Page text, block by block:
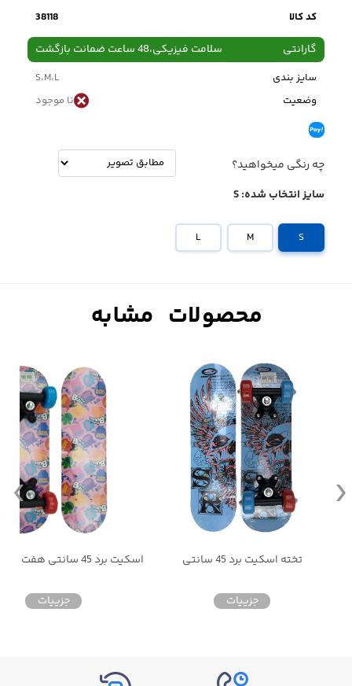
کد کالا 38118
گارانتی سلامت فیزیکی،48 ساعت ضمانت بازگشت
سایز بندی
S،M،L
وضعیت
نا موجود
چه رنگی میخواهید؟
سایز انتخاب شده:S
S
M
L
اسکیت برد 45 سانتی هفت لایه مناسب کودکان
جزییات
اسکیت بی کی بی
جزییات